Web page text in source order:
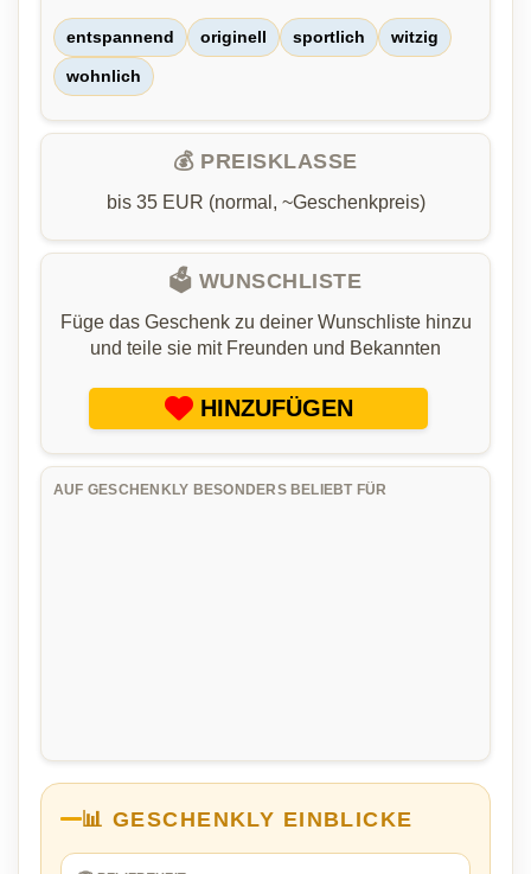
entspannend originell sportlich witzig
wohnlich
💰 PREISKLASSE
bis 35 EUR (normal, ~Geschenkpreis)
🗳️ WUNSCHLISTE
Füge das Geschenk zu deiner Wunschliste hinzu
und teile sie mit Freunden und Bekannten
HINZUFÜGEN
AUF GESCHENKLY BESONDERS BELIEBT FÜR
📊 GESCHENKLY EINBLICKE